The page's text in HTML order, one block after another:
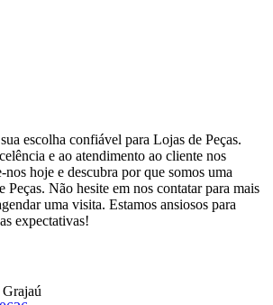
escolha confiável para Lojas de Peças.
e ao atendimento ao cliente nos
nos hoje e descubra por que somos uma
Peças. Não hesite em nos contatar para mais
uma visita. Estamos ansiosos para
expectativas!